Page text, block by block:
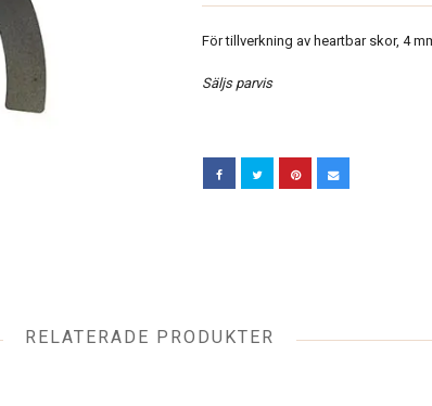
För tillverkning av heartbar skor, 4
Säljs parvis
RELATERADE PRODUKTER